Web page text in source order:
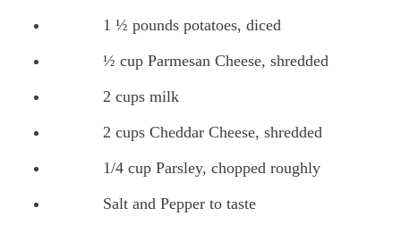
1 ½ pounds potatoes, diced
½ cup Parmesan Cheese, shredded
2 cups milk
2 cups Cheddar Cheese, shredded
1/4 cup Parsley, chopped roughly
Salt and Pepper to taste